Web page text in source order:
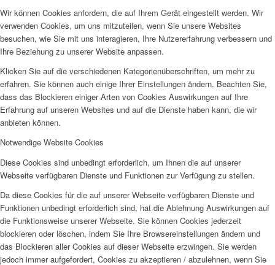
Wir können Cookies anfordern, die auf Ihrem Gerät eingestellt werden. Wir
verwenden Cookies, um uns mitzuteilen, wenn Sie unsere Websites
besuchen, wie Sie mit uns interagieren, Ihre Nutzererfahrung verbessern und
Ihre Beziehung zu unserer Website anpassen.
Klicken Sie auf die verschiedenen Kategorienüberschriften, um mehr zu
erfahren. Sie können auch einige Ihrer Einstellungen ändern. Beachten Sie,
dass das Blockieren einiger Arten von Cookies Auswirkungen auf Ihre
Erfahrung auf unseren Websites und auf die Dienste haben kann, die wir
anbieten können.
Notwendige Website Cookies
Diese Cookies sind unbedingt erforderlich, um Ihnen die auf unserer
Webseite verfügbaren Dienste und Funktionen zur Verfügung zu stellen.
Da diese Cookies für die auf unserer Webseite verfügbaren Dienste und
Funktionen unbedingt erforderlich sind, hat die Ablehnung Auswirkungen auf
die Funktionsweise unserer Webseite. Sie können Cookies jederzeit
blockieren oder löschen, indem Sie Ihre Browsereinstellungen ändern und
das Blockieren aller Cookies auf dieser Webseite erzwingen. Sie werden
jedoch immer aufgefordert, Cookies zu akzeptieren / abzulehnen, wenn Sie